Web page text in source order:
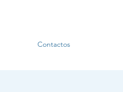
Contactos